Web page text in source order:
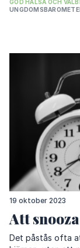
GOD HÄLSA OCH
19 oktober 2023
Att
Det påstås ofta